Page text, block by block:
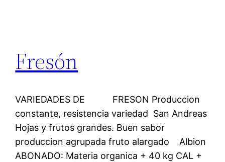
Fresón
VARIEDADES DE FRESON Produccion
constante, resistencia variedad San Andreas
Hojas y frutos grandes. Buen sabor
produccion agrupada fruto alargado Albion
ABONADO: Materia organica + 40 kg CAL +